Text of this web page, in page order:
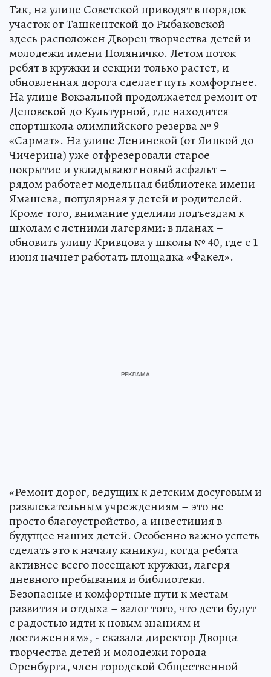
Так, на улице Советской приводят в порядок
участок от Ташкентской до Рыбаковской –
здесь расположен Дворец творчества детей и
молодежи имени Поляничко. Летом поток
ребят в кружки и секции только растет, и
обновленная дорога сделает путь комфортнее.
На улице Вокзальной продолжается ремонт от
Деповской до Культурной, где находится
спортшкола олимпийского резерва № 9
«Сармат». На улице Ленинской (от Яицкой до
Чичерина) уже отфрезеровали старое
покрытие и укладывают новый асфальт –
рядом работает модельная библиотека имени
Ямашева, популярная у детей и родителей.
Кроме того, внимание уделили подъездам к
школам с летними лагерями: в планах –
обновить улицу Кривцова у школы № 40, где с 1
июня начнет работать площадка «Факел».
«Ремонт дорог, ведущих к детским досуговым и
развлекательным учреждениям – это не
просто благоустройство, а инвестиция в
будущее наших детей. Особенно важно успеть
сделать это к началу каникул, когда ребята
активнее всего посещают кружки, лагеря
дневного пребывания и библиотеки.
Безопасные и комфортные пути к местам
развития и отдыха – залог того, что дети будут
с радостью идти к новым знаниям и
достижениям», - сказала директор Дворца
творчества детей и молодежи города
Оренбурга, член городской Общественной